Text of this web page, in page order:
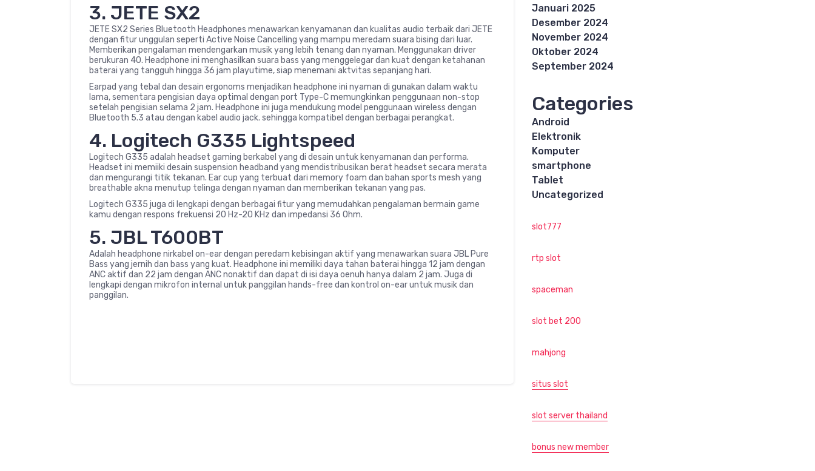
3. JETE SX2
JETE SX2 Series Bluetooth Headphones menawarkan kenyamanan dan kualitas audio terbaik dari JETE
dengan fitur unggulan seperti Active Noise Cancelling yang mampu meredam suara bising dari luar.
Memberikan pengalaman mendengarkan musik yang lebih tenang dan nyaman. Menggunakan driver
berukuran 40. Headphone ini menghasilkan suara bass yang menggelegar dan kuat dengan ketahanan
baterai yang tangguh hingga 36 jam playutime, siap menemani aktvitas sepanjang hari.
Earpad yang tebal dan desain ergonoms menjadikan headphone ini nyaman di gunakan dalam waktu
lama, sementara pengisian daya optimal dengan port Type-C memungkinkan penggunaan non-stop
setelah pengisian selama 2 jam. Headphone ini juga mendukung model penggunaan wireless dengan
Bluetooth 5.3 atau dengan kabel audio jack. sehingga kompatibel dengan berbagai perangkat.
4. Logitech G335 Lightspeed
Logitech G335 adalah headset gaming berkabel yang di desain untuk kenyamanan dan performa.
Headset ini memiiki desain suspension headband yang mendistribusikan berat headset secara merata
dan mengurangi titik tekanan. Ear cup yang terbuat dari memory foam dan bahan sports mesh yang
breathable akna menutup telinga dengan nyaman dan memberikan tekanan yang pas.
Logitech G335 juga di lengkapi dengan berbagai fitur yang memudahkan pengalaman bermain game
kamu dengan respons frekuensi 20 Hz-20 KHz dan impedansi 36 Ohm.
5. JBL T600BT
Adalah headphone nirkabel on-ear dengan peredam kebisingan aktif yang menawarkan suara JBL Pure
Bass yang jernih dan bass yang kuat. Headphone ini memiliki daya tahan baterai hingga 12 jam dengan
ANC aktif dan 22 jam dengan ANC nonaktif dan dapat di isi daya oenuh hanya dalam 2 jam. Juga di
lengkapi dengan mikrofon internal untuk panggilan hands-free dan kontrol on-ear untuk musik dan
panggilan.
Januari 2025
Desember 2024
November 2024
Oktober 2024
September 2024
Categories
Android
Elektronik
Komputer
smartphone
Tablet
Uncategorized
slot777
rtp slot
spaceman
slot bet 200
mahjong
situs slot
slot server thailand
bonus new member